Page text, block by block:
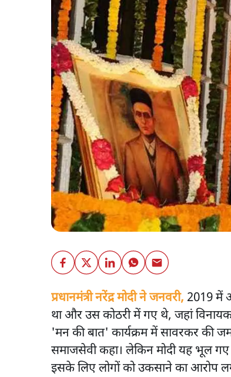
प्रधानमंत्री नरेंद्र मोदी ने जनवरी, 2019 में
था और उस कोठरी में गए थे, जहां
'मन की बात' कार्यक्रम में सावरकर की
समाजसेवी कहा। लेकिन मोदी यह भूल गए
इसके लिए लोगों को उकसाने का आरोप